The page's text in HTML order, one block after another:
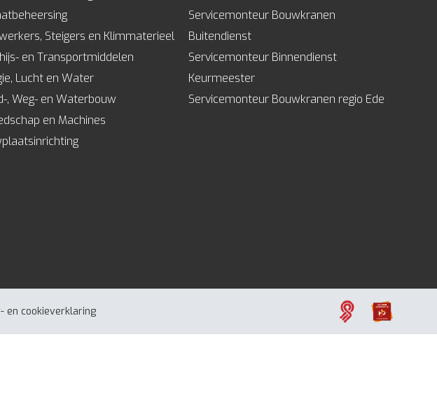
Servicemonteur Bouwkranen
Buitendienst
Servicemonteur Binnendienst
Keurmeester
Servicemonteur Bouwkranen regio Ede
Steigers en Klimmaterieel
en Transportmiddelen
Lucht en Water
, Weg- en Waterbouw
en Machines
en cookieverklaring